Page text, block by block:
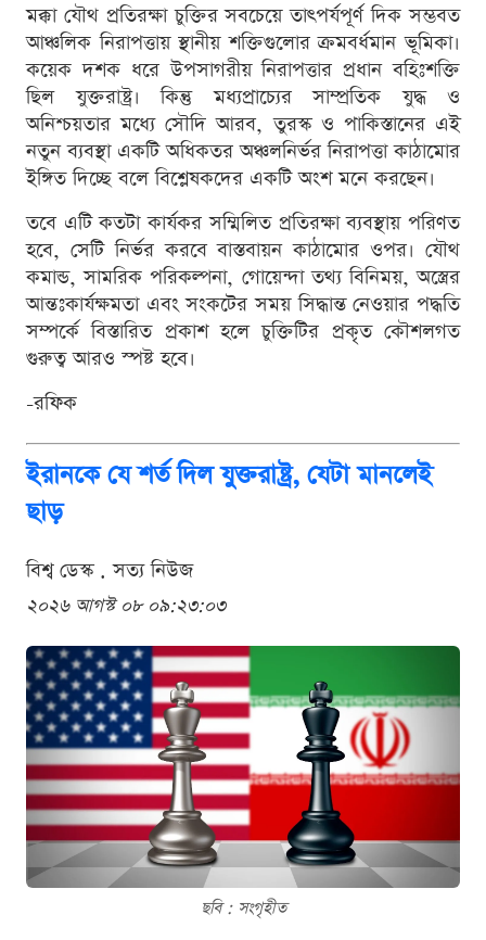
মক্কা যৌথ প্রতিরক্ষা চুক্তির সবচেয়ে তাৎপর্যপূর্ণ দিক সম্ভবত
আঞ্চলিক নিরাপত্তায় স্থানীয় শক্তিগুলোর ক্রমবর্ধমান ভূমিকা।
কয়েক দশক ধরে উপসাগরীয় নিরাপত্তার প্রধান বহিঃশক্তি
ছিল যুক্তরাষ্ট্র। কিন্তু মধ্যপ্রাচ্যের সাম্প্রতিক যুদ্ধ ও
অনিশ্চয়তার মধ্যে সৌদি আরব, তুরস্ক ও পাকিস্তানের এই
নতুন ব্যবস্থা একটি অধিকতর অঞ্চলনির্ভর নিরাপত্তা কাঠামোর
ইঙ্গিত দিচ্ছে বলে বিশ্লেষকদের একটি অংশ মনে করছেন।
তবে এটি কতটা কার্যকর সম্মিলিত প্রতিরক্ষা ব্যবস্থায় পরিণত
হবে, সেটি নির্ভর করবে বাস্তবায়ন কাঠামোর ওপর। যৌথ
কমান্ড, সামরিক পরিকল্পনা, গোয়েন্দা তথ্য বিনিময়, অস্ত্রের
আন্তঃকার্যক্ষমতা এবং সংকটের সময় সিদ্ধান্ত নেওয়ার পদ্ধতি
সম্পর্কে বিস্তারিত প্রকাশ হলে চুক্তিটির প্রকৃত কৌশলগত
গুরুত্ব আরও স্পষ্ট হবে।
-রফিক
ইরানকে যে শর্ত দিল যুক্তরাষ্ট্র, যেটা মানলেই
ছাড়
বিশ্ব ডেস্ক . সত্য নিউজ
২০২৬ আগস্ট ০৮ ০৯:২৩:০৩
ছবি : সংগৃহীত